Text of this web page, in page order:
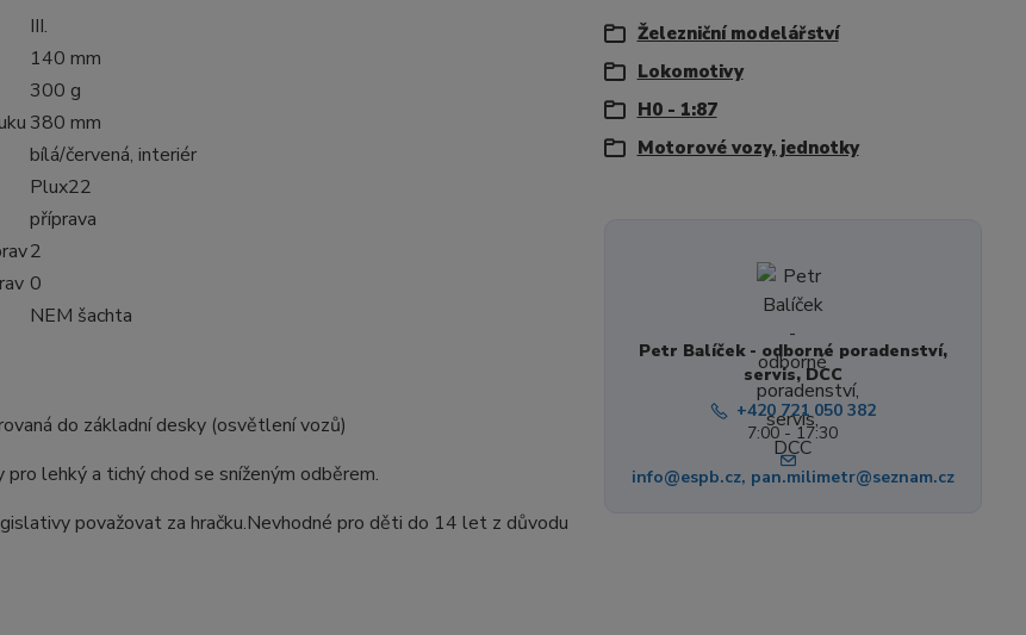
III.
140 mm
300 g
380 mm
bílá/červená, interiér
Plux22
příprava
2
0
NEM šachta
do základní desky (osvětlení vozů)
lehký a tichý chod se sníženým odběrem.
považovat za hračku.Nevhodné pro děti do 14 let z důvodu
Železniční modelářství
Lokomotivy
H0 - 1:87
Motorové vozy, jednotky
Petr Balíček - odborné poradenství,
servis, DCC
+420 721 050 382
7:00 - 17:30
info@espb.cz, pan.milimetr@seznam.cz